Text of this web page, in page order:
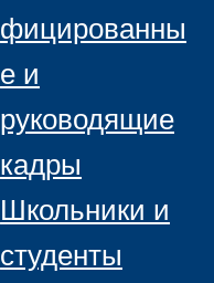
фицированны
е и
руководящие
кадры
Школьники и
студенты